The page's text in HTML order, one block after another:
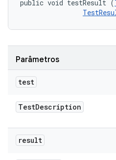
public void testResult (
Parâmetros
test
TestDescription
result